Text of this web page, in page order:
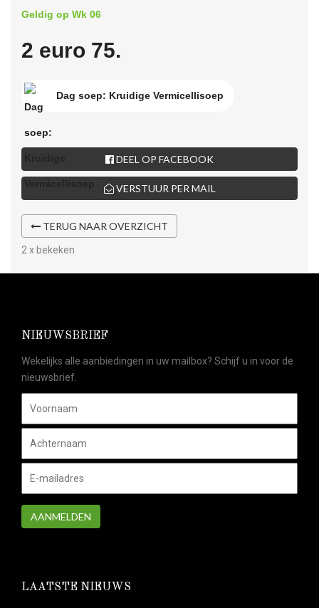
Geldig op Wk 06
2 euro 75.
Dag soep: Kruidige Vermicellisoep
DEEL OP FACEBOOK
VERSTUUR PER MAIL
TERUG NAAR OVERZICHT
2 x bekeken
NIEUWSBRIEF
Wekelijks alle aanbiedingen in uw mailbox? Schijf u in voor de
nieuwsbrief.
AANMELDEN
LAATSTE NIEUWS